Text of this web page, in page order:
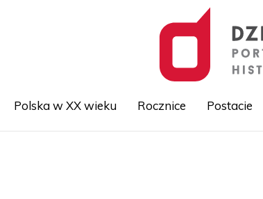
Polska w XX wieku Rocznice Postacie